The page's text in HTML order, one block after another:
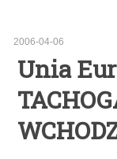
2006-04-06
Unia